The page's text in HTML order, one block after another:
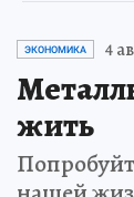
ЭКОНОМИКА 4
жить